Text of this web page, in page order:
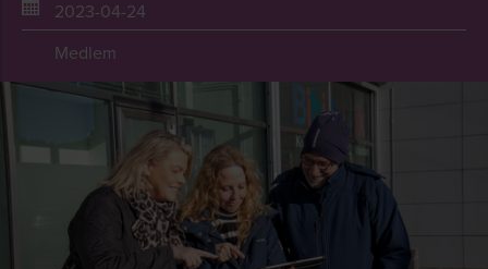
2023-04-24
Medlem